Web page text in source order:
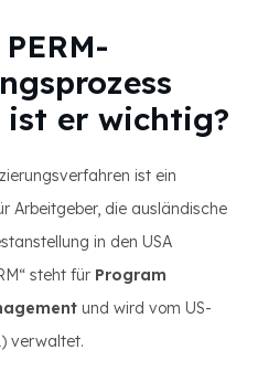
ist er wichtig?
ist ein
Arbeitgeber, die ausländische
in den USA
steht für Program
und wird vom US-
verwaltet.